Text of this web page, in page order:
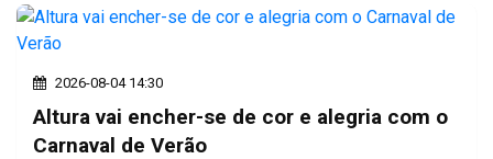
2026-08-04 14:30
Altura vai encher-se de cor e alegria com o
Carnaval de Verão